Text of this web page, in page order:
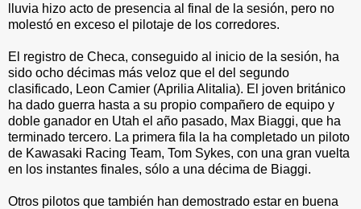
lluvia hizo acto de presencia al final de la sesión, pero no
molestó en exceso el pilotaje de los corredores.
El registro de Checa, conseguido al inicio de la sesión, ha
sido ocho décimas más veloz que el del segundo
clasificado, Leon Camier (Aprilia Alitalia). El joven británico
ha dado guerra hasta a su propio compañero de equipo y
doble ganador en Utah el año pasado, Max Biaggi, que ha
terminado tercero. La primera fila la ha completado un piloto
de Kawasaki Racing Team, Tom Sykes, con una gran vuelta
en los instantes finales, sólo a una décima de Biaggi.
Otros pilotos que también han demostrado estar en buena